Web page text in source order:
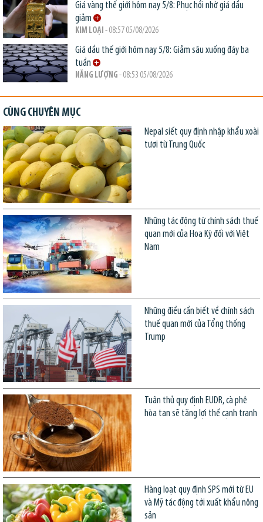
Giá vàng thế giới hôm nay 5/8: Phục hồi nhờ giá dầu
giảm
KIM LOẠI - 08:57 05/08/2026
Giá dầu thế giới hôm nay 5/8: Giảm sâu xuống đáy ba
tuần
NĂNG LƯỢNG - 08:53 05/08/2026
CÙNG CHUYÊN MỤC
Nepal siết quy định nhập khẩu xoài
tươi từ Trung Quốc
Những tác động từ chính sách thuế
quan mới của Hoa Kỳ đối với Việt
Nam
Những điều cần biết về chính sách
thuế quan mới của Tổng thống
Trump
Tuân thủ quy định EUDR, cà phê
hòa tan sẽ tăng lợi thế cạnh tranh
Hàng loạt quy định SPS mới từ EU
và Mỹ tác động tới xuất khẩu nông
sản